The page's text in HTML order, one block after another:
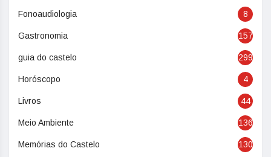
Fonoaudiologia 8
Gastronomia 157
guia do castelo 299
Horóscopo 4
Livros 44
Meio Ambiente 136
Memórias do Castelo 130